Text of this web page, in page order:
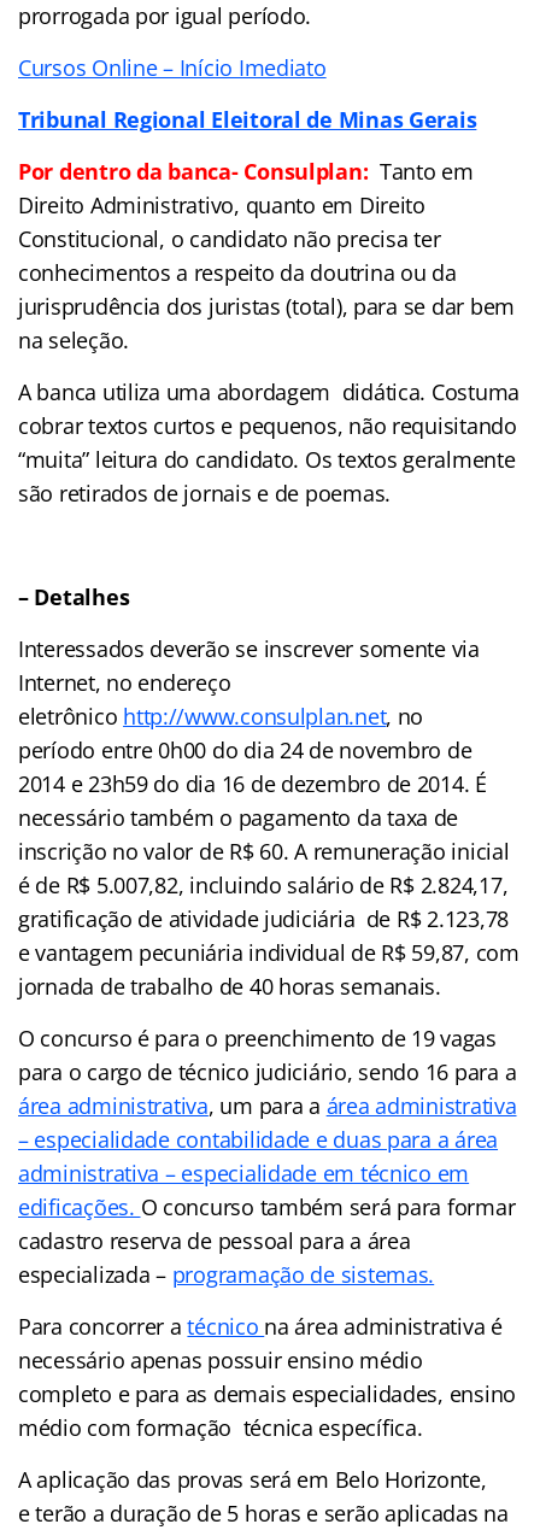
prorrogada por igual período.
Cursos Online – Início Imediato
Tribunal Regional Eleitoral de Minas Gerais
Por dentro da banca- Consulplan: Tanto em
Direito Administrativo, quanto em Direito
Constitucional, o candidato não precisa ter
conhecimentos a respeito da doutrina ou da
jurisprudência dos juristas (total), para se dar bem
na seleção.
A banca utiliza uma abordagem didática. Costuma
cobrar textos curtos e pequenos, não requisitando
“muita” leitura do candidato. Os textos geralmente
são retirados de jornais e de poemas.
– Detalhes
Interessados deverão se inscrever somente via
Internet, no endereço
eletrônico http://www.consulplan.net, no
período entre 0h00 do dia 24 de novembro de
2014 e 23h59 do dia 16 de dezembro de 2014. É
necessário também o pagamento da taxa de
inscrição no valor de R$ 60. A remuneração inicial
é de R$ 5.007,82, incluindo salário de R$ 2.824,17,
gratificação de atividade judiciária de R$ 2.123,78
e vantagem pecuniária individual de R$ 59,87, com
jornada de trabalho de 40 horas semanais.
O concurso é para o preenchimento de 19 vagas
para o cargo de técnico judiciário, sendo 16 para a
área administrativa, um para a área administrativa
– especialidade contabilidade e duas para a área
administrativa – especialidade em técnico em
edificações. O concurso também será para formar
cadastro reserva de pessoal para a área
especializada – programação de sistemas.
Para concorrer atécnico na área administrativa é
necessário apenas possuir ensino médio
completo e para as demais especialidades, ensino
médio com formação técnica específica.
A aplicação das provas será em Belo Horizonte,
e terão a duração de 5 horas e serão aplicadas na